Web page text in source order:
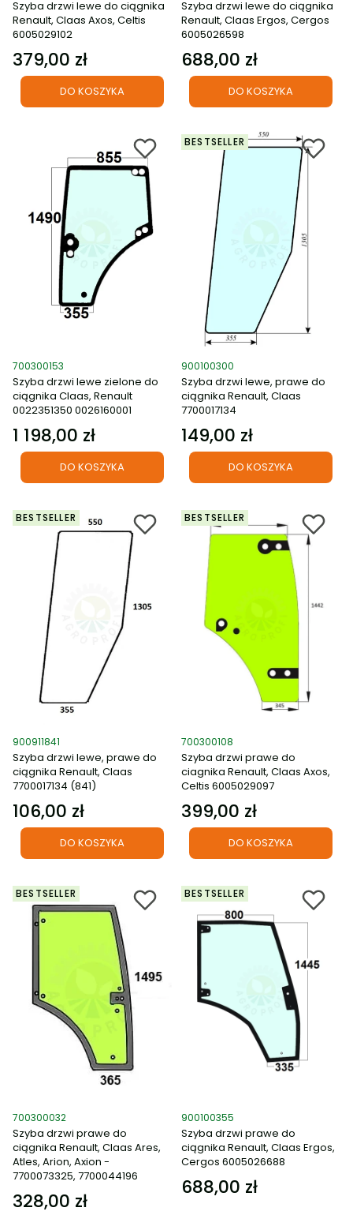
Szyba drzwi lewe do ciągnika
Renault, Claas Axos, Celtis
6005029102
Cena
379,00 zł
DO KOSZYKA
Szyba drzwi lewe do ciągnika
Renault, Claas Ergos, Cergos
6005026598
Cena
688,00 zł
DO KOSZYKA
Kod produktu
700300153
Szyba drzwi lewe zielone do
ciągnika Claas, Renault
0022351350 0026160001
Cena
1 198,00 zł
DO KOSZYKA
BESTSELLER
Kod produktu
900100300
Szyba drzwi lewe, prawe do
ciągnika Renault, Claas
7700017134
Cena
149,00 zł
DO KOSZYKA
BESTSELLER
Kod produktu
900911841
Szyba drzwi lewe, prawe do
ciągnika Renault, Claas
7700017134 (841)
Cena
106,00 zł
DO KOSZYKA
BESTSELLER
Kod produktu
700300108
Szyba drzwi prawe do
ciagnika Renault, Claas Axos,
Celtis 6005029097
Cena
399,00 zł
DO KOSZYKA
BESTSELLER
Kod produktu
700300032
Szyba drzwi prawe do
ciągnika Renault, Claas Ares,
Atles, Arion, Axion -
7700073325, 7700044196
Cena
328,00 zł
BESTSELLER
Kod produktu
900100355
Szyba drzwi prawe do
ciągnika Renault, Claas Ergos,
Cergos 6005026688
Cena
688,00 zł